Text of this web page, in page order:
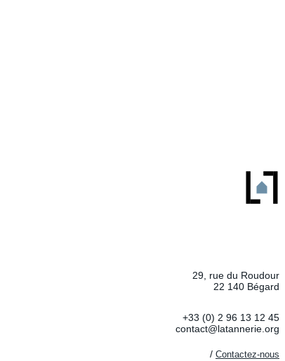
29, rue du Roudour
22 140 Bégard
+33 (0) 2 96 13 12 45
contact@latannerie.org
/ Contactez-nous